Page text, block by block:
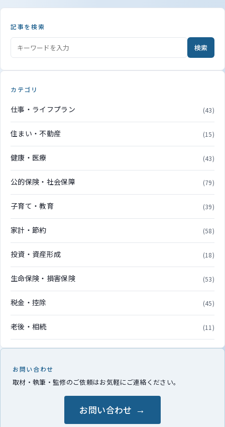
記事を検索
検索
カテゴリ
仕事・ライフプラン (43)
住まい・不動産 (15)
健康・医療 (43)
公的保険・社会保障 (79)
子育て・教育 (39)
家計・節約 (58)
投資・資産形成 (18)
生命保険・損害保険 (53)
税金・控除 (45)
老後・相続 (11)
お問い合わせ
取材・執筆・監修のご依頼はお気軽にご連絡ください。
お問い合わせ